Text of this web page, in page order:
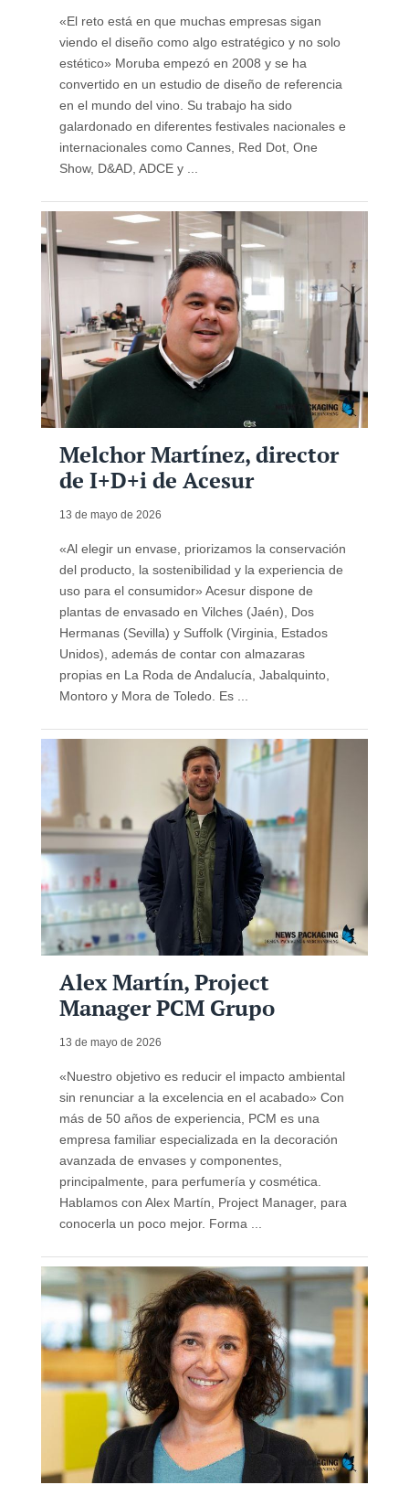
«El reto está en que muchas empresas sigan
viendo el diseño como algo estratégico y no solo
estético» Moruba empezó en 2008 y se ha
convertido en un estudio de diseño de referencia
en el mundo del vino. Su trabajo ha sido
galardonado en diferentes festivales nacionales e
internacionales como Cannes, Red Dot, One
Show, D&AD, ADCE y ...
Melchor Martínez, director
de I+D+i de Acesur
13 de mayo de 2026
«Al elegir un envase, priorizamos la conservación
del producto, la sostenibilidad y la experiencia de
uso para el consumidor» Acesur dispone de
plantas de envasado en Vilches (Jaén), Dos
Hermanas (Sevilla) y Suffolk (Virginia, Estados
Unidos), además de contar con almazaras
propias en La Roda de Andalucía, Jabalquinto,
Montoro y Mora de Toledo. Es ...
Alex Martín, Project
Manager PCM Grupo
13 de mayo de 2026
«Nuestro objetivo es reducir el impacto ambiental
sin renunciar a la excelencia en el acabado» Con
más de 50 años de experiencia, PCM es una
empresa familiar especializada en la decoración
avanzada de envases y componentes,
principalmente, para perfumería y cosmética.
Hablamos con Alex Martín, Project Manager, para
conocerla un poco mejor. Forma ...